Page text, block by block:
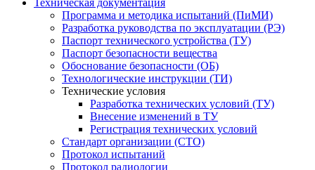
Техническая документация
Программа и методика испытаний (ПиМИ)
Разработка руководства по эксплуатации (РЭ)
Паспорт технического устройства (ТУ)
Паспорт безопасности вещества
Обоснование безопасности (ОБ)
Технологические инструкции (ТИ)
Технические условия
Разработка технических условий (ТУ)
Внесение изменений в ТУ
Регистрация технических условий
Стандарт организации (СТО)
Протокол испытаний
Протокол радиологии